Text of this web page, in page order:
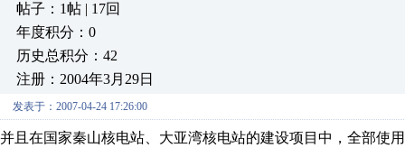
帖子：1帖 | 17回
年度积分：0
历史总积分：42
注册：2004年3月29日
发表于：2007-04-24 17:26:00
并且在国家秦山核电站、大亚湾核电站的建设项目中，全部使用